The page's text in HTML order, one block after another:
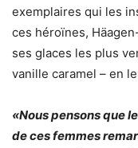
exemplaires qui les
ces héroïnes,
ses glaces les plus
vanille caramel – en
«Nous pensons que
de ces femmes